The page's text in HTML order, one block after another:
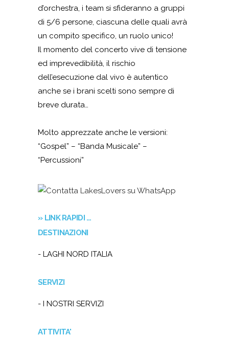
d’orchestra, i team si sfideranno a gruppi
di 5/6 persone, ciascuna delle quali avrà
un compito specifico, un ruolo unico!
Il momento del concerto vive di tensione
ed imprevedibilità, il rischio
dell’esecuzione dal vivo è autentico
anche se i brani scelti sono sempre di
breve durata…
Molto apprezzate anche le versioni:
“Gospel” – “Banda Musicale” –
“Percussioni”
» LINK RAPIDI …
DESTINAZIONI
- LAGHI NORD ITALIA
SERVIZI
- I NOSTRI SERVIZI
ATTIVITA'